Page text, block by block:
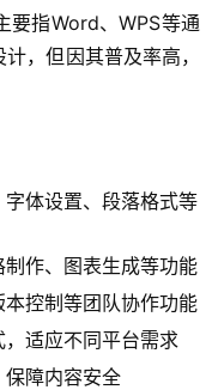
要指Word、WPS等通
，但因其普及率高，
字体设置、段落格式等
作、图表生成等功能
控制等团队协作功能
适应不同平台需求
保障内容安全